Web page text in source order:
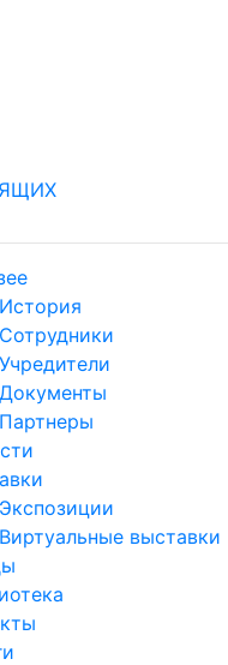
История
Сотрудники
Учредители
Документы
Партнеры
Экспозиции
Виртуальные выставки